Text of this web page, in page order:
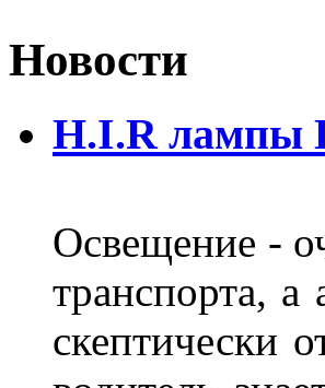
Новости
H.I.R лампы
Освещение -
транспорта,
скептически